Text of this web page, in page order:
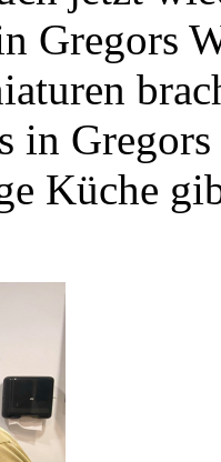
Gregors
in
Küche